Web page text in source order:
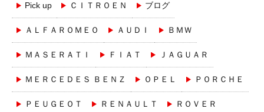
Pick up ＣＩＴＲＯＥＮ ブログ
ＡＬＦＡＲＯＭＥＯ ＡＵＤＩ ＢＭＷ
ＭＡＳＥＲＡＴＩ ＦＩＡＴ ＪＡＧＵＡＲ
ＭＥＲＣＥＤＥＳ ＢＥＮＺ ＯＰＥＬ ＰＯＲＣＨＥ
ＰＥＵＧＥＯＴ ＲＥＮＡＵＬＴ ＲＯＶＥＲ